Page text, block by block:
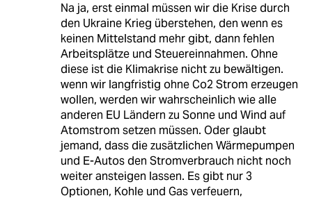
Na ja, erst einmal müssen wir die Krise durch
den Ukraine Krieg überstehen, den wenn es
keinen Mittelstand mehr gibt, dann fehlen
Arbeitsplätze und Steuereinnahmen. Ohne
diese ist die Klimakrise nicht zu bewältigen.
wenn wir langfristig ohne Co2 Strom erzeugen
wollen, werden wir wahrscheinlich wie alle
anderen EU Ländern zu Sonne und Wind auf
Atomstrom setzen müssen. Oder glaubt
jemand, dass die zusätzlichen Wärmepumpen
und E-Autos den Stromverbrauch nicht noch
weiter ansteigen lassen. Es gibt nur 3
Optionen, Kohle und Gas verfeuern,